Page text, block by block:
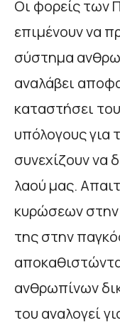
Οι φορείς των
επιμένουν να
σύστημα
αναλάβει
καταστήσει
υπόλογους για
συνεχίζουν να
λαού μας.
κυρώσεων
της στην
ανθρωπίνων
του αναλογεί